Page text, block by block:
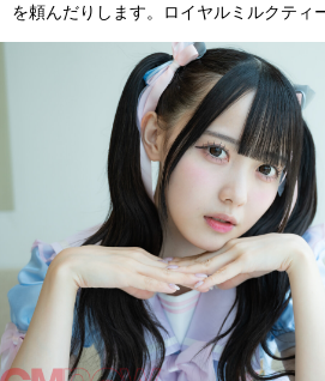
を頼んだりします。ロイヤルミルクティ